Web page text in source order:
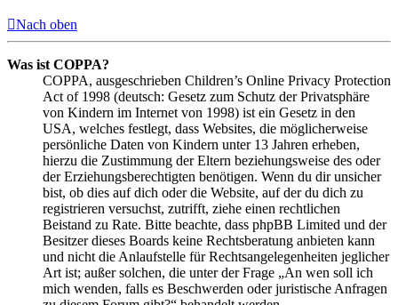
Nach oben
Was ist COPPA?
COPPA, ausgeschrieben Children’s Online Privacy Protection
Act of 1998 (deutsch: Gesetz zum Schutz der Privatsphäre
von Kindern im Internet von 1998) ist ein Gesetz in den
USA, welches festlegt, dass Websites, die möglicherweise
persönliche Daten von Kindern unter 13 Jahren erheben,
hierzu die Zustimmung der Eltern beziehungsweise des oder
der Erziehungsberechtigten benötigen. Wenn du dir unsicher
bist, ob dies auf dich oder die Website, auf der du dich zu
registrieren versuchst, zutrifft, ziehe einen rechtlichen
Beistand zu Rate. Bitte beachte, dass phpBB Limited und der
Besitzer dieses Boards keine Rechtsberatung anbieten kann
und nicht die Anlaufstelle für Rechtsangelegenheiten jeglicher
Art ist; außer solchen, die unter der Frage „An wen soll ich
mich wenden, falls es Beschwerden oder juristische Anfragen